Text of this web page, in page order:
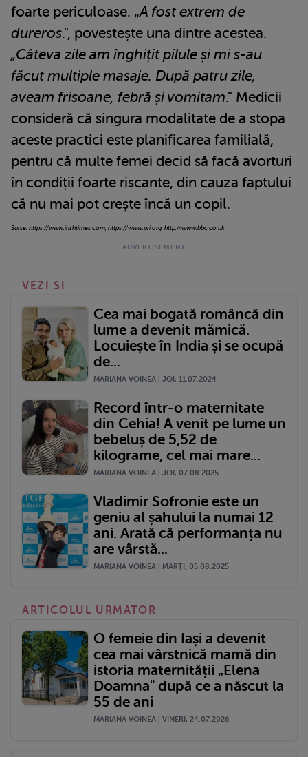
foarte periculoase. „A fost extrem de
dureros.", povestește una dintre acestea.
„Câteva zile am înghițit pilule și mi s-au
făcut multiple masaje. După patru zile,
aveam frisoane, febră și vomitam." Medicii
consideră că singura modalitate de a stopa
aceste practici este planificarea familială,
pentru că multe femei decid să facă avorturi
în condiții foarte riscante, din cauza faptului
că nu mai pot crește încă un copil.
Surse: https://www.irishtimes.com; https://www.pri.org; http://www.bbc.co.uk
VEZI SI
Cea mai bogată româncă din
lume a devenit mămică.
Locuiește în India și se ocupă
de...
MARIANA VOINEA | JOI, 11.07.2024
Record într-o maternitate
din Cehia! A venit pe lume un
bebeluș de 5,52 de
kilograme, cel mai mare...
MARIANA VOINEA | JOI, 07.08.2025
Vladimir Sofronie este un
geniu al șahului la numai 12
ani. Arată că performanța nu
are vârstă...
MARIANA VOINEA | MARŢI, 05.08.2025
ARTICOLUL URMATOR
O femeie din Iași a devenit
cea mai vârstnică mamă din
istoria maternității „Elena
Doamna" după ce a născut la
55 de ani
MARIANA VOINEA | VINERI, 24.07.2026